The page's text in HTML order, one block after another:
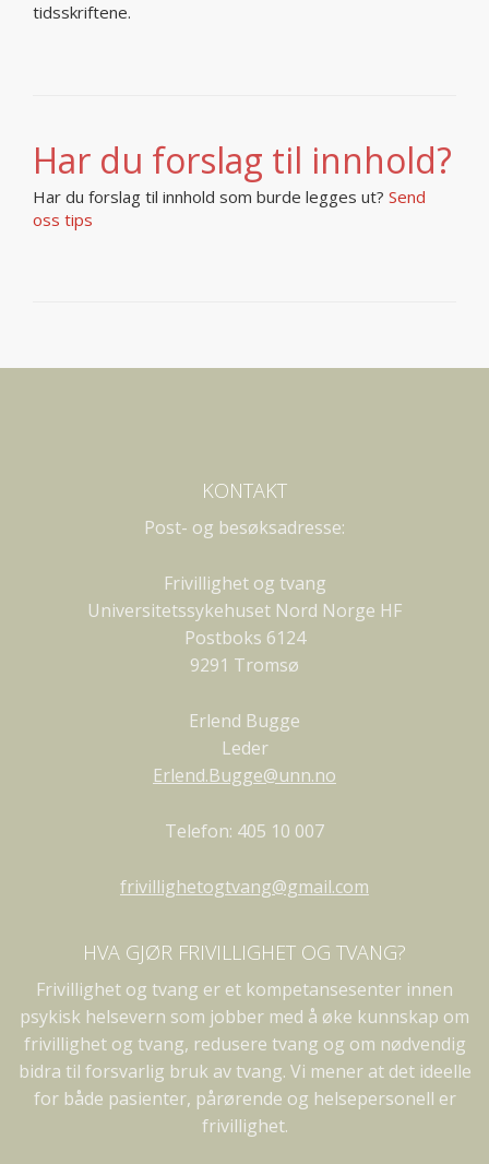
tidsskriftene.
Har du forslag til innhold?
Har du forslag til innhold som burde legges ut? Send
oss tips
KONTAKT
Post- og besøksadresse:
Frivillighet og tvang
Universitetssykehuset Nord Norge HF
Postboks 6124
9291 Tromsø
Erlend Bugge
Leder
Erlend.Bugge@unn.no
Telefon: 405 10 007
frivillighetogtvang@gmail.com
HVA GJØR FRIVILLIGHET OG TVANG?
Frivillighet og tvang er et kompetansesenter innen
psykisk helsevern som jobber med å øke kunnskap om
frivillighet og tvang, redusere tvang og om nødvendig
bidra til forsvarlig bruk av tvang. Vi mener at det ideelle
for både pasienter, pårørende og helsepersonell er
frivillighet.